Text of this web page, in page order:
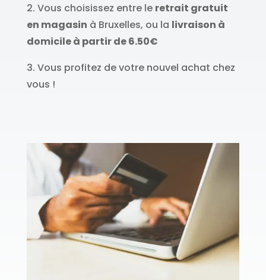
2. Vous choisissez entre le retrait gratuit
en magasin à Bruxelles, ou la livraison à
domicile à partir de 6.50€
3. Vous profitez de votre nouvel achat chez
vous !